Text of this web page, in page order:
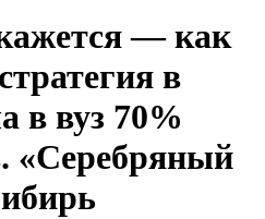
— как
в
в вуз 70%
«Серебряный